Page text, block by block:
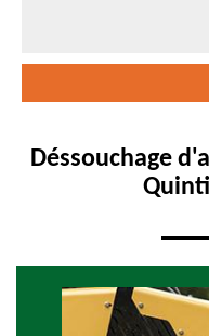
Déssouchage